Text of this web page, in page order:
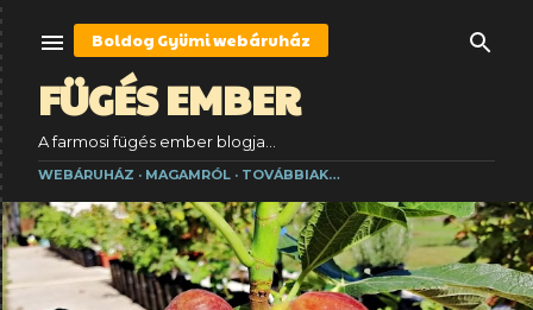
Ugrás a fő tartalomra
FÜGÉS EMBER
A farmosi fügés ember blogja...
Boldog Gyümiwebáruház
WEBÁRUHÁZ MAGAMRÓL TOVÁBBIAK…